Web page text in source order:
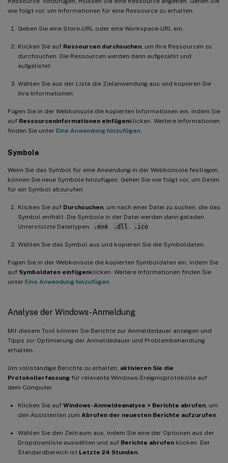
wie folgt vor, um Informationen für eine Ressource zu erhalten:
Geben Sie eine Store-URL oder eine Workspace-URL ein.
Klicken Sie auf Ressourcen durchsuchen , um Ihre Ressourcen zu
durchsuchen. Die Ressourcen werden dann aufgezählt und
aufgelistet.
Wählen Sie aus der Liste die Zielanwendung aus und kopieren Sie
ihre Informationen.
Fügen Sie in der Webkonsole die kopierten Informationen ein, indem Sie
auf Ressourceninformationen einfügenklicken. Weitere Informationen
finden Sie unter Eine Anwendung hinzufügen
Symbole
Wenn Sie das Symbol für eine Anwendung in der Webkonsole festlegen,
können Sie neue Symbole hinzufügen. Gehen Sie wie folgt vor, um Daten
für ein Symbol abzurufen:
Klicken Sie auf Durchsuchen , um nach einer Datei zu suchen, die das
Symbol enthält. Die Symbole in der Datei werden dann geladen.
Unterstützte Dateitypen:
.exe .dll .ico
Wählen Sie das Symbol aus und kopieren Sie die Symboldaten.
Fügen Sie in der Webkonsole die kopierten Symboldaten ein, indem Sie
auf Symboldaten einfügenklicken. Weitere Informationen finden Sie
unter Eine Anwendung hinzufügen
Analyse der Windows-Anmeldung
Mit diesem Tool können Sie Berichte zur Anmeldedauer anzeigen und
Tipps zur Optimierung der Anmeldedauer und Problembehandlung
erhalten.
Um vollständige Berichte zu erhalten, aktivieren Sie die
Protokollerfassung für relevante Windows-Ereignisprotokolle auf
dem Computer.
Klicken Sie auf Windows-Anmeldeanalyse > Berichte abrufen , um
den Assistenten zum Abrufen der neuesten Berichte aufzurufen
Wählen Sie den Zeitraum aus, indem Sie eine der Optionen aus der
Dropdownliste auswählen und auf Berichte abrufen klicken. Der
Standardbereich ist Letzte 24 Stunden